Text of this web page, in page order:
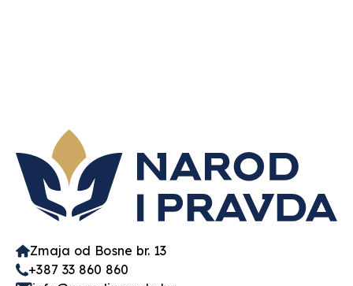
Zmaja od Bosne br. 13
+387 33 860 860